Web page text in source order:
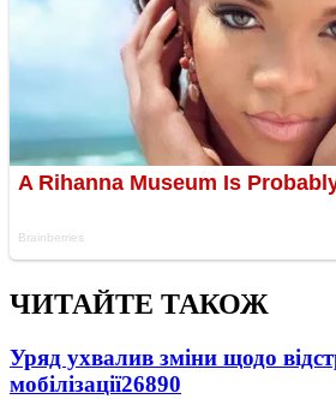
ЧИТАЙТЕ ТАКОЖ
Уряд ухвалив зміни щодо
мобілізації26890